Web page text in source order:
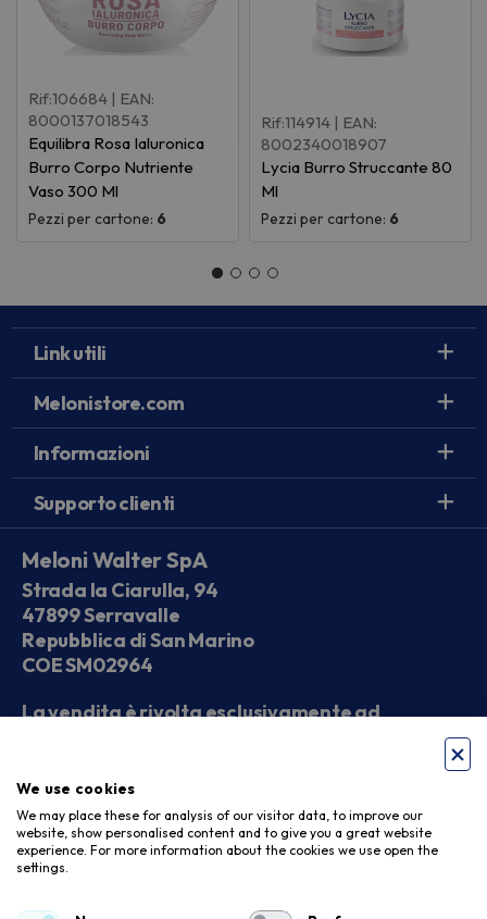
Rif:106684 | EAN:
8000137018543
Equilibra Rosa Ialuronica
Burro Corpo Nutriente
Vaso 300 Ml
Pezzi per cartone: 6
Rif:114914 | EAN:
8002340018907
Lycia Burro Struccante 80
Ml
Pezzi per cartone: 6
Link utili
Melonistore.com
Informazioni
Supporto clienti
Meloni Walter SpA
Strada la Ciarulla, 94
47899 Serravalle
Repubblica di San Marino
COE SM02964
La vendita è rivolta esclusivamente ad
Seguici sui social
We use cookies
We may place these for analysis of our visitor data, to improve our
website, show personalised content and to give you a great website
experience. For more information about the cookies we use open the
settings.